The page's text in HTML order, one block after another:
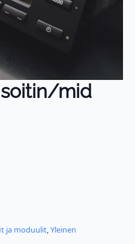
mid
ja moduulit,Yleinen